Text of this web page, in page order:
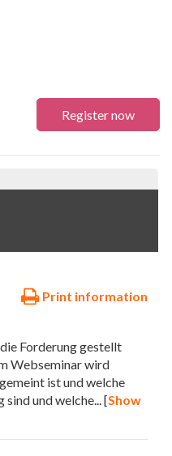
Register now
Print information
Forderung gestellt
Webseminar wird
ist und welche
sind und welche ... [Show